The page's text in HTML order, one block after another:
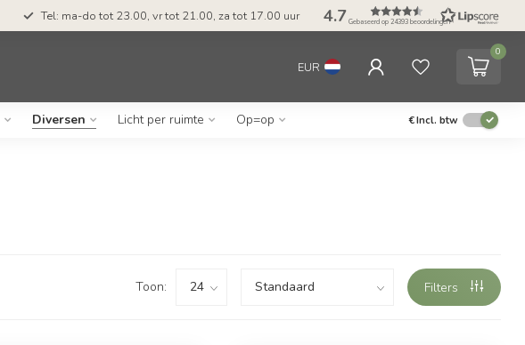
Tel: ma-do tot 23.00, vr tot 21.00, za tot 17.00 uur 4.7 Gebaseerd op 24393 beoordelingen
EUR
0
Diversen Licht per ruimte Op=op €Incl. btw
Toon: Filters